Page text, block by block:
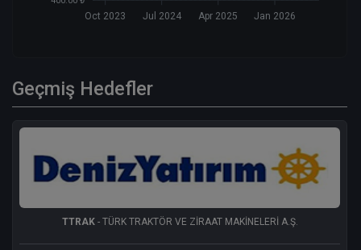
Oct 2023 Jul 2024 Apr 2025 Jan 2026
Geçmiş Hedefler
TTRAK- TÜRK TRAKTÖR VE ZİRAAT MAKİNELERİ A.Ş.